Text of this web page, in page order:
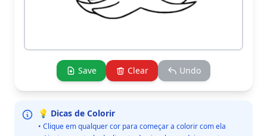
Save Clear Undo
💡 Dicas de Colorir
• Clique em qualquer cor para começar a colorir com ela